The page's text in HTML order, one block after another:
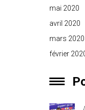
mai 2020
avril 2020
mars 2020
février